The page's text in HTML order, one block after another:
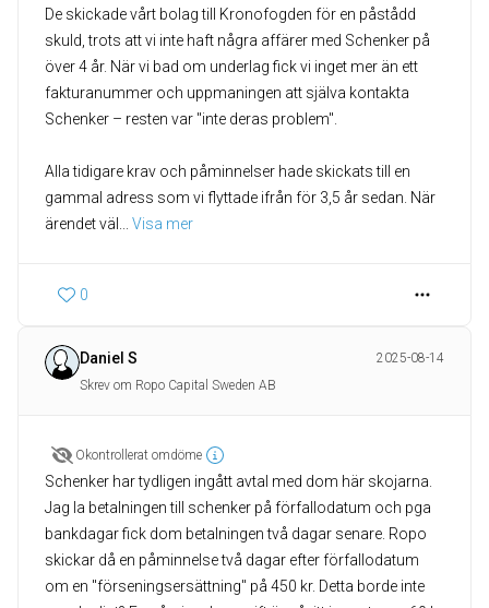
De skickade vårt bolag till Kronofogden för en påstådd
skuld, trots att vi inte haft några affärer med Schenker på
över 4 år. När vi bad om underlag fick vi inget mer än ett
fakturanummer och uppmaningen att själva kontakta
Schenker – resten var "inte deras problem".
Alla tidigare krav och påminnelser hade skickats till en
gammal adress som vi flyttade ifrån för 3,5 år sedan. När
ärendet väl
Visa mer
0
Daniel S
2025-08-14
Skrev om Ropo Capital Sweden AB
Okontrollerat omdöme
Schenker har tydligen ingått avtal med dom här skojarna.
Jag la betalningen till schenker på förfallodatum och pga
bankdagar fick dom betalningen två dagar senare. Ropo
skickar då en påminnelse två dagar efter förfallodatum
om en "förseningsersättning" på 450 kr. Detta borde inte